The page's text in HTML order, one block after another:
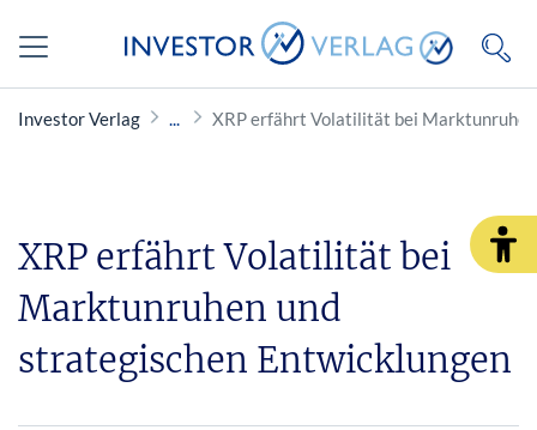
Investor Verlag XRP erfährt Volatilität bei
XRP erfährt Volatilität bei
Marktunruhen und
strategischen Entwicklungen